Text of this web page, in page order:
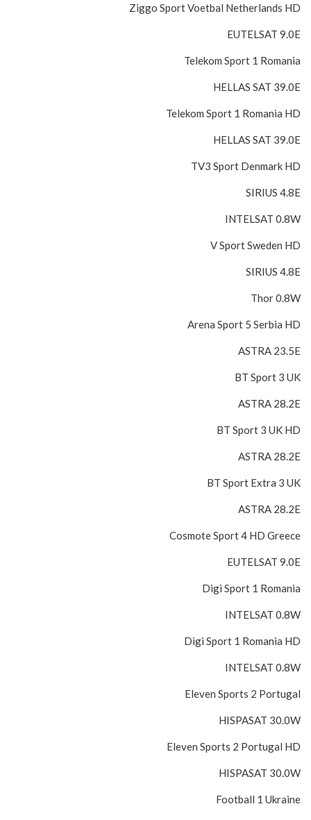
Ziggo Sport Voetbal Netherlands HD
EUTELSAT 9.0E
Telekom Sport 1 Romania
HELLAS SAT 39.0E
Telekom Sport 1 Romania HD
HELLAS SAT 39.0E
TV3 Sport Denmark HD
SIRIUS 4.8E
INTELSAT 0.8W
V Sport Sweden HD
SIRIUS 4.8E
Thor 0.8W
Arena Sport 5 Serbia HD
ASTRA 23.5E
BT Sport 3 UK
ASTRA 28.2E
BT Sport 3 UK HD
ASTRA 28.2E
BT Sport Extra 3 UK
ASTRA 28.2E
Cosmote Sport 4 HD Greece
EUTELSAT 9.0E
Digi Sport 1 Romania
INTELSAT 0.8W
Digi Sport 1 Romania HD
INTELSAT 0.8W
Eleven Sports 2 Portugal
HISPASAT 30.0W
Eleven Sports 2 Portugal HD
HISPASAT 30.0W
Football 1 Ukraine